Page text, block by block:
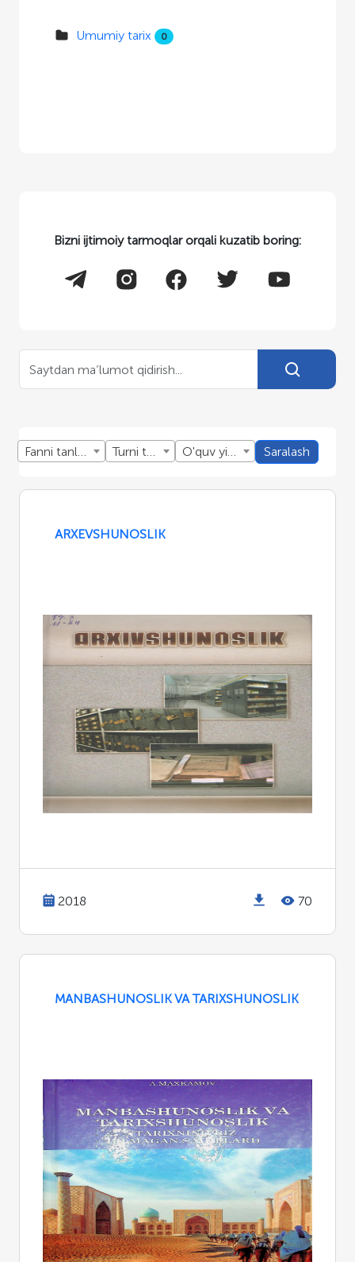
Umumiy tarix 0
Bizni ijtimoiy tarmoqlar orqali kuzatib boring:
Fanni tanlang Turni tanlang O'quv yillini tanlang Saralash
ARXEVSHUNOSLIK
2018 70
MANBASHUNOSLIK VA TARIXSHUNOSLIK